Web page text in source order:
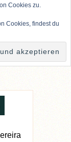
Cookies zu.
Cookies, findest du